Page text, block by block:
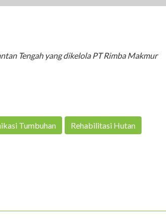
Tengah yang dikelola PT Rimba Makmur
Tumbuhan
Rehabilitasi Hutan